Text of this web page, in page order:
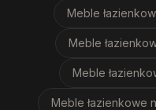
Meble
Meble
Meble
Meble łazienkowe